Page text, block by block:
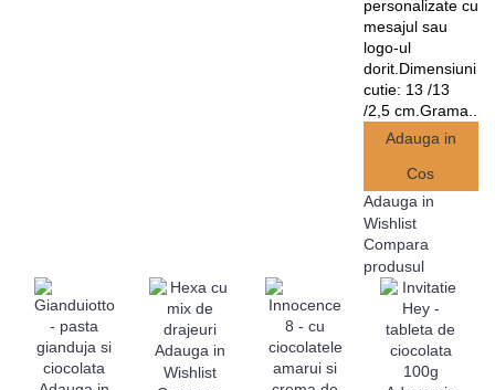
personalizate cu
mesajul sau
logo-ul
dorit.Dimensiuni
cutie: 13 /13
/2,5 cm.Grama..
Adauga in
Cos
Adauga in
Wishlist
Compara
produsul
Adauga in
Wishlist